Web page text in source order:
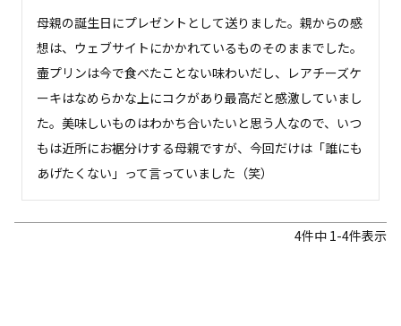
母親の誕生日にプレゼントとして送りました。親からの感
想は、ウェブサイトにかかれているものそのままでした。
壷プリンは今で食べたことない味わいだし、レアチーズケ
ーキはなめらかな上にコクがあり最高だと感激していまし
た。美味しいものはわかち合いたいと思う人なので、いつ
もは近所にお裾分けする母親ですが、今回だけは「誰にも
あげたくない」って言っていました（笑）
4件中 1-4件表示